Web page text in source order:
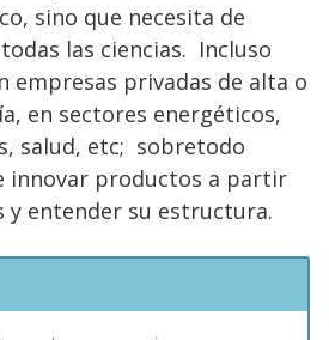
sino que necesita de
las ciencias. Incluso
empresas privadas de alta o
en sectores energéticos,
salud, etc; sobretodo
innovar productos a partir
y entender su estructura.